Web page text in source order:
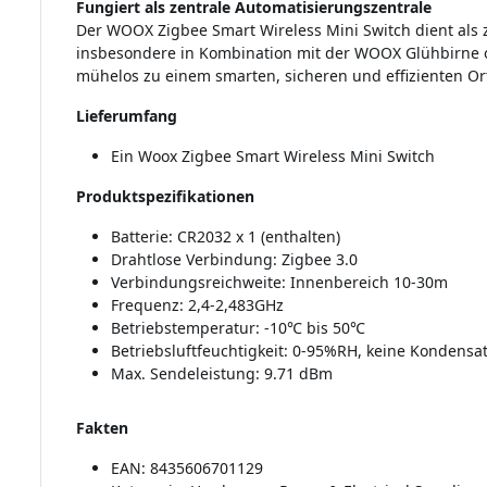
Fungiert als zentrale Automatisierungszentrale
Der WOOX Zigbee Smart Wireless Mini Switch dient
insbesondere in Kombination mit der WOOX
mühelos zu einem smarten, sicheren und effizienten
Lieferumfang
Ein Woox Zigbee Smart Wireless Mini Switch
Produktspezifikationen
Batterie: CR2032 x 1 (enthalten)
Drahtlose Verbindung: Zigbee 3.0
Verbindungsreichweite: Innenbereich 10-30m
Frequenz: 2,4-2,483GHz
Betriebstemperatur: -10℃ bis 50℃
Betriebsluftfeuchtigkeit: 0-95%RH, keine
Max. Sendeleistung: 9.71 dBm
Fakten
EAN: 8435606701129